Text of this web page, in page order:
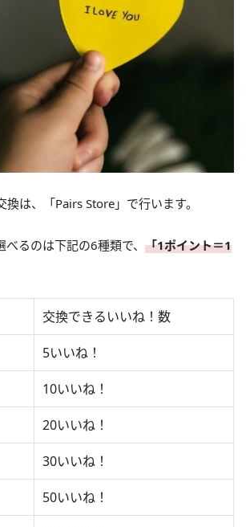
換は、「Pairs Store」で行います。
べるのは下記の6種類で、 「1ポイント＝1
交換できるいいね！数
5いいね！
10いいね！
20いいね！
30いいね！
50いいね！